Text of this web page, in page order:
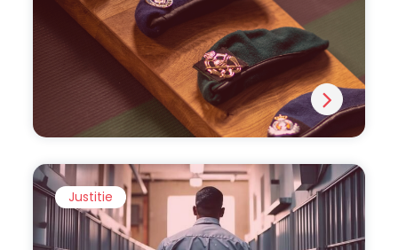
Justitie